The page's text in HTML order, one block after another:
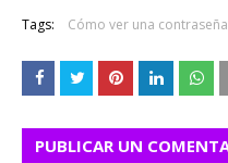
Tags: Cómo ver una
PUBLICAR UN